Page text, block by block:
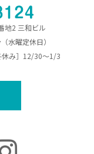
地2 三和ビル
水曜定休日）
休み］12/30～1/3